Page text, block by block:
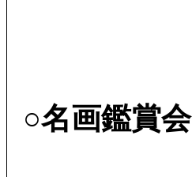
○名画鑑賞会